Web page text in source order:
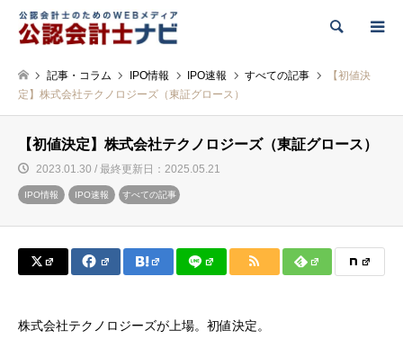
検索
記事・コラム IPO情報 IPO速報 すべての記事
【初値決
定】株式会社テクノロジーズ（東証グロース）
【初値決定】株式会社テクノロジーズ（東証グロース）
2023.01.30 / 最終更新日：2025.05.21
IPO情報 IPO速報 すべての記事
株式会社テクノロジーズが上場。初値決定。